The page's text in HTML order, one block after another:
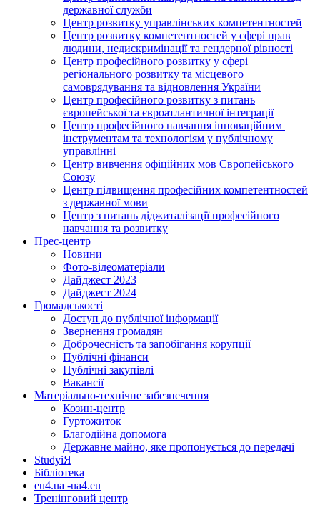
державної служби
Центр розвитку управлінських компетентностей
Центр розвитку компетентностей у сфері прав
людини, недискримінації та гендерної рівності
Центр професійного розвитку у сфері
регіонального розвитку та місцевого
самоврядування та відновлення України
Центр професійного розвитку з питань
європейської та євроатлантичної інтеграції
Центр професійного навчання інноваційним
інструментам та технологіям у публічному
управлінні
Центр вивчення офіційних мов Європейського
Союзу
Центр підвищення професійних компетентностей
з державної мови
Центр з питань діджиталізації професійного
навчання та розвитку
Прес-центр
Новини
Фото-відеоматеріали
Дайджест 2023
Дайджест 2024
Громадськості
Доступ до публічної інформації
Звернення громадян
Доброчесність та запобігання корупції
Публічні фінанси
Публічні закупівлі
Вакансії
Матеріально-технічне забезпечення
Козин-центр
Гуртожиток
Благодійна допомога
Державне майно, яке пропонується до передачі
StudyіЯ
Бібліотека
eu4.ua -ua4.eu
Тренінговий центр